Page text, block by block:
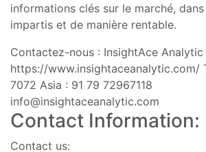
informations clés sur le marché,
impartis et de manière rentable.
Contactez-nous : InsightAce
https://www.insightaceanalytic.com/
7072 Asia : 91 79 72967118
info@insightaceanalytic.com
Contact Information:
Contact us: